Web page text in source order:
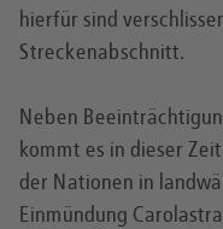
hierfür sind
Streckenabschnitt.
Neben
kommt es in dieser
der Nationen in
Einmündung